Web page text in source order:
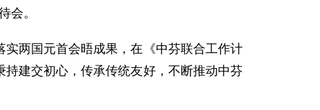
会。
两国元首会晤成果，在《中芬联合工作计
建交初心，传承传统友好，不断推动中芬